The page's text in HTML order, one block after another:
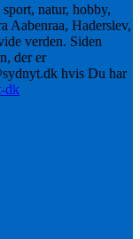
natur, hobby,
Aabenraa, Haderslev,
verden. Siden
der er
hvis Du har
dk